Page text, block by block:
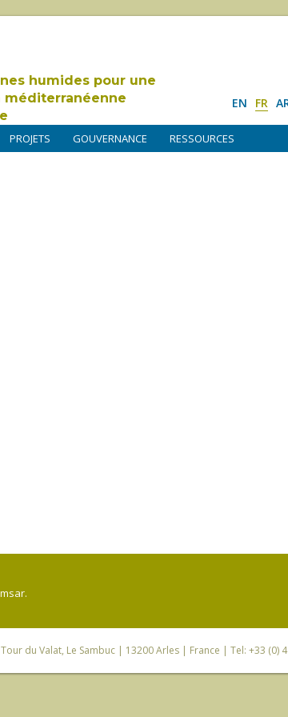
humides pour une
méditerranéenne
EN FR
PROJETS GOUVERNANCE RESSOURCES
du Valat, Le Sambuc | 13200 Arles | France | Tel: +33 (0)